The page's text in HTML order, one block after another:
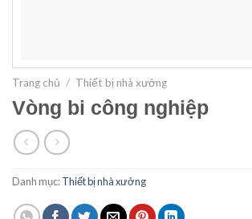
Trang chủ / Thiết bị nhà xưởng
Vòng bi công nghiệp
Danh mục:Thiết bị nhà xưởng